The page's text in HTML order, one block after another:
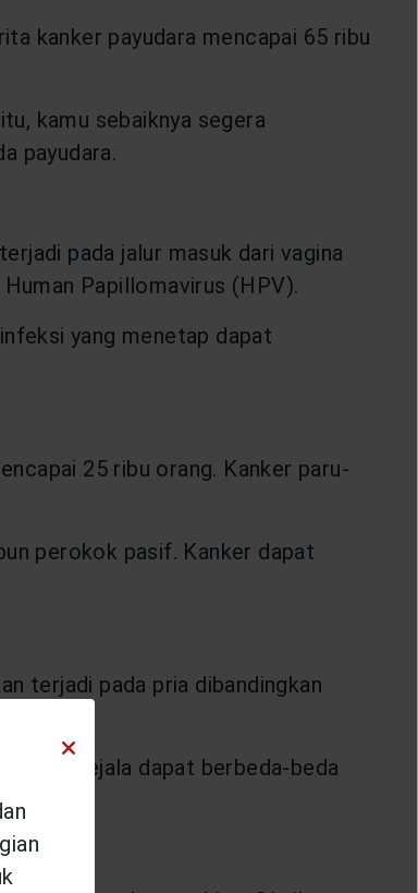
kanker payudara mencapai 65 ribu
kamu sebaiknya segera
payudara.
pada jalur masuk dari vagina
Papillomavirus (HPV).
yang menetap dapat
25 ribu orang. Kanker paru-
perokok pasif. Kanker dapat
terjadi pada pria dibandingkan
gejala dapat berbeda-beda